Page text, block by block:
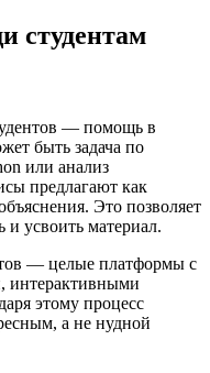
студентам
— помощь в
быть задача по
или анализ
предлагают как
Это позволяет
и усвоить материал.
— целые платформы с
интерактивными
этому процесс
а не нудной